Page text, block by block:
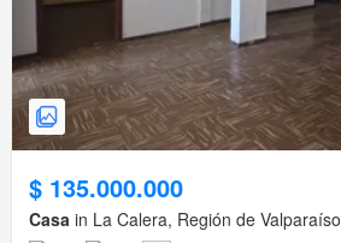
$ 135.000.000
Casa in La Calera, Región de Valparaíso